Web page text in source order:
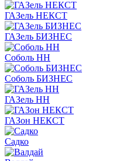
ГАЗель НЕКСТ
ГАЗель БИЗНЕС
Соболь НН
Соболь БИЗНЕС
ГАЗель НН
ГАЗон НЕКСТ
Садко